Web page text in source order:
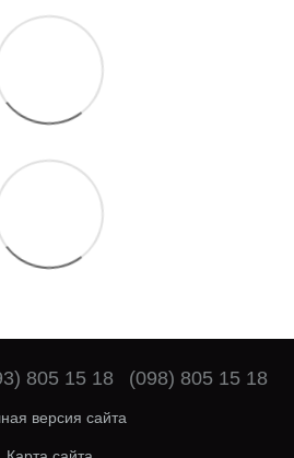
805 15 18 (098) 805 15 18
версия сайта